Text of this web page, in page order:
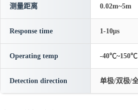
测量距离 0.02m~5m
Response time 1-10μs
Operating temp -40℃~150℃
Detection direction 单极/双极/